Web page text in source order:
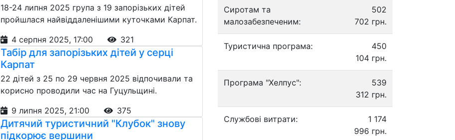
18-24 липня 2025 група з 19 запорізьких дітей
пройшлася найвіддаленішими куточками Карпат.
4 серпня 2025, 17:00
321
Табір для запорізьких дітей у серці
Карпат
22 дітей з 25 по 29 червня 2025 відпочивали та
корисно проводили час на Гуцульщині.
9 липня 2025, 21:00
375
Дитячий туристичний "Клубок" знову
підкорює вершини
Сиротам та
малозабезпеченим:
502
702 грн.
Туристична програма:
450
104 грн.
Програма "Хелпус":
539
312 грн.
Службові витрати:
1 174
996 грн.